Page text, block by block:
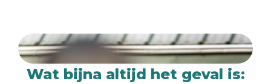
Wat bijna altijd het geval is: